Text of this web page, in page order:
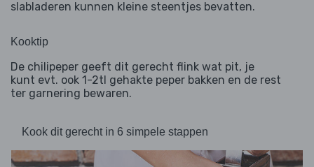
slabladeren kunnen kleine steentjes bevatten.
Kooktip
De chilipeper geeft dit gerecht flink wat pit, je
kunt evt. ook 1-2tl gehakte peper bakken en de rest
ter garnering bewaren.
Kook dit gerecht in 6 simpele stappen